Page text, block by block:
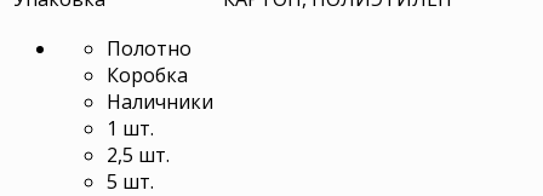
Полотно
Коробка
Наличники
1 шт.
2,5 шт.
5 шт.